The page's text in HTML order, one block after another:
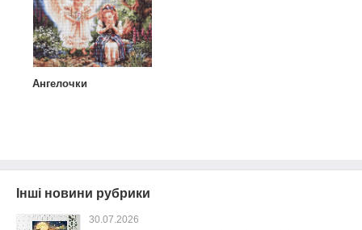
Ангелочки
Інші новини рубрики
30.07.2026